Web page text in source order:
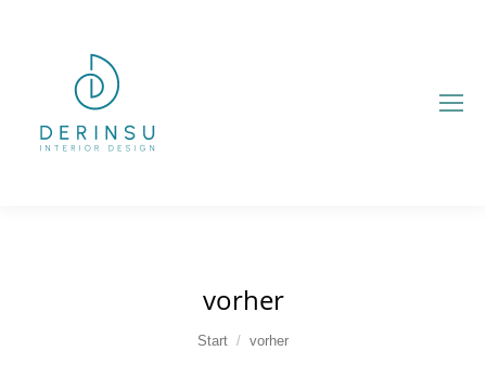
vorher
Sie befinden sich hier:
Start vorher